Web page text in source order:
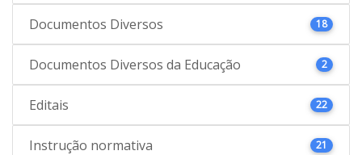
Documentos Diversos 18
Documentos Diversos da Educação 2
Editais 22
Instrução normativa 21